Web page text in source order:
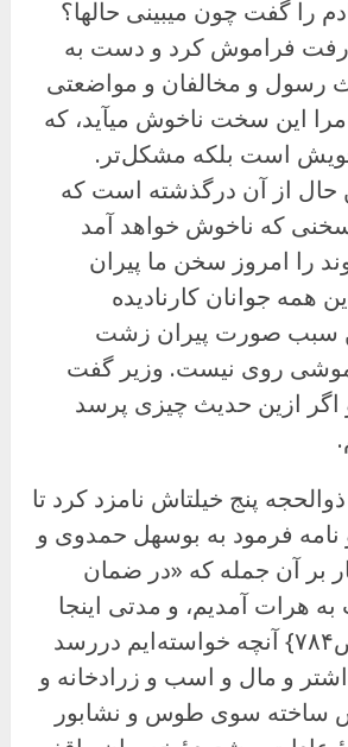
را گفت چون میبینی حالها؟
رفت فراموش کرد و دست به
رسول و مخالفان و مواضعتی
مرا این سخت ناخوش میآید، که
است بلکه مشکل‌تر.
حال از آن درگذشته است که
سخنی که ناخوش خواهد آمد
را امروز سخن ما پیران
همه جوانان کارنادیده
سبب صورت پیران زشت
روی نیست. وزیر گفت
ازین حدیث چیزی پرسد
پنج خیلتاش نامزد کرد تا
نامه فرمود به بوسهل حمدوی و
بر آن جمله که «در ضمان
هرات آمدیم، و مدتی اینجا
مقام است تا {ص۷۸۴} آنچه خواسته‌ایم دررسد
و مال و اسب و زرادخانه و
ساخته سوی طوس و نشابور